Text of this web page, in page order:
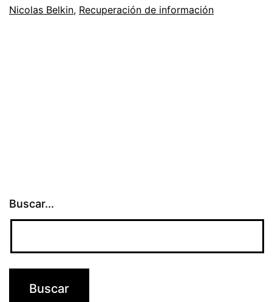
Nicolas Belkin, Recuperación de información
Buscar...